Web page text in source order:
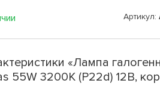
Артикул:
«Лампа
55W 3200K (P22d) 12В,